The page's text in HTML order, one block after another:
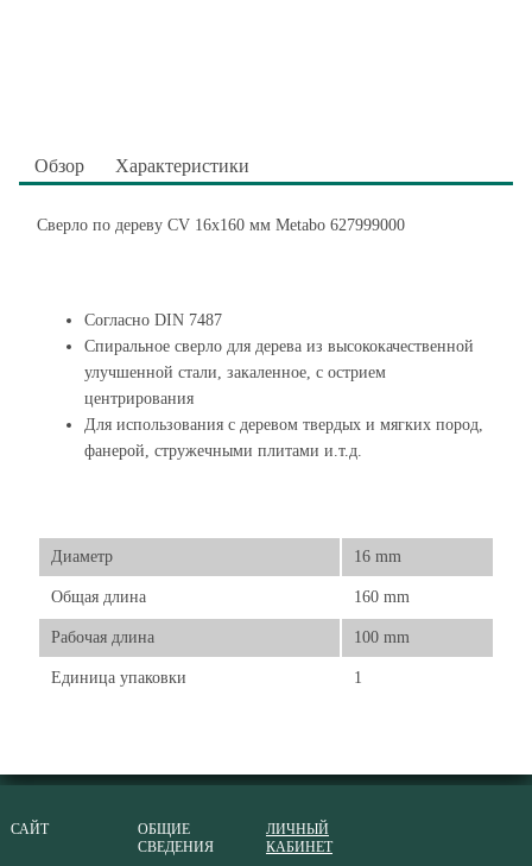
Обзор Характеристики
Сверло по дереву CV 16x160 мм Metabo 627999000
Согласно DIN 7487
Спиральное сверло для дерева из высококачественной
улучшенной стали, закаленное, с острием
центрирования
Для использования с деревом твердых и мягких пород,
фанерой, стружечными плитами и.т.д.
Диаметр 16 mm
Общая длина 160 mm
Рабочая длина 100 mm
Единица упаковки 1
САЙТ
ОБЩИЕ
СВЕДЕНИЯ
ЛИЧНЫЙ
КАБИНЕТ